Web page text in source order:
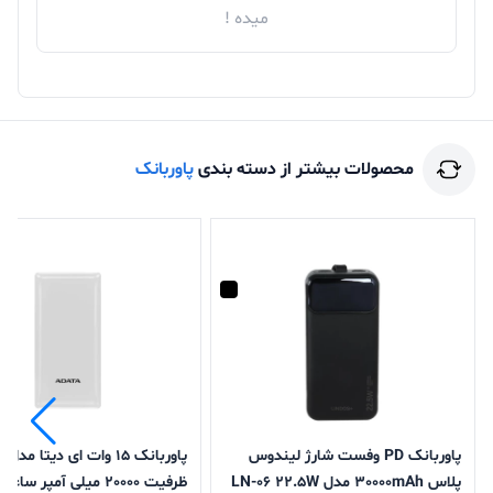
میده !
محصولات بیشتر از دسته بندیپاوربانک
پاوربانک PD وفست شارژ لیندوس
پلاس 30000mAh مدل LN-06 22.5W
ظرفیت 20000 میلی آمپر ساعت